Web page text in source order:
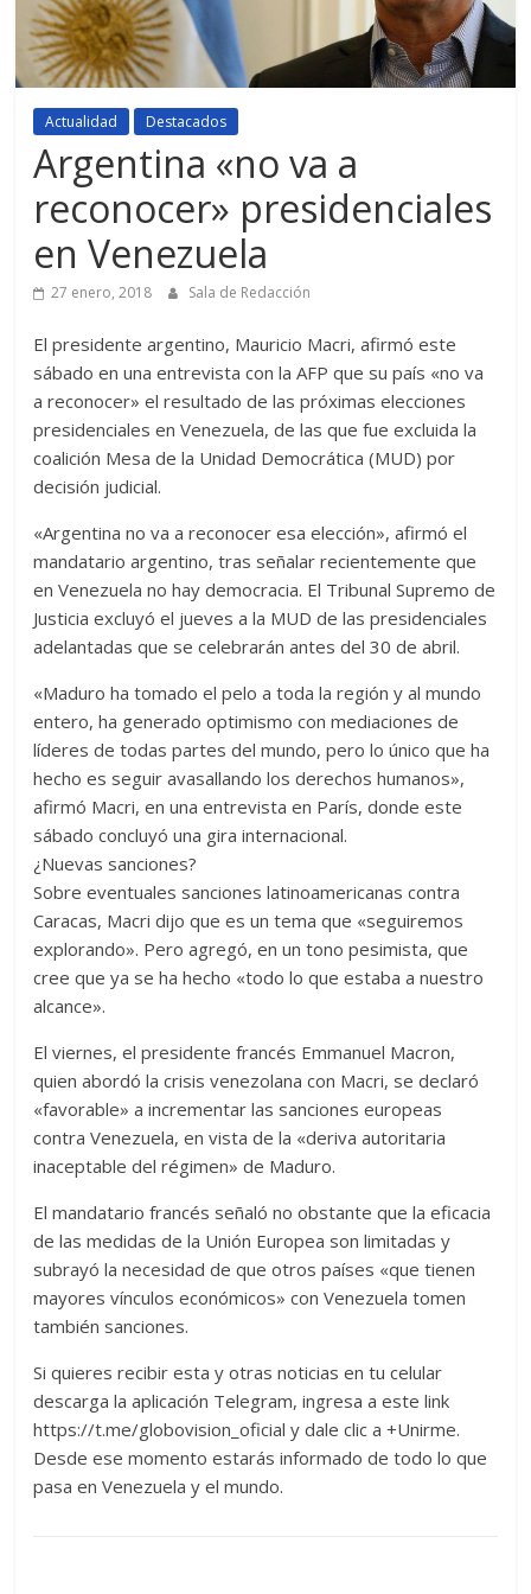
Actualidad Destacados
Argentina «no va a
reconocer» presidenciales
en Venezuela
27 enero, 2018 Sala de Redacción
El presidente argentino, Mauricio Macri, afirmó este
sábado en una entrevista con la AFP que su país «no va
a reconocer» el resultado de las próximas elecciones
presidenciales en Venezuela, de las que fue excluida la
coalición Mesa de la Unidad Democrática (MUD) por
decisión judicial.
«Argentina no va a reconocer esa elección», afirmó el
mandatario argentino, tras señalar recientemente que
en Venezuela no hay democracia. El Tribunal Supremo de
Justicia excluyó el jueves a la MUD de las presidenciales
adelantadas que se celebrarán antes del 30 de abril.
«Maduro ha tomado el pelo a toda la región y al mundo
entero, ha generado optimismo con mediaciones de
líderes de todas partes del mundo, pero lo único que ha
hecho es seguir avasallando los derechos humanos»,
afirmó Macri, en una entrevista en París, donde este
sábado concluyó una gira internacional.
¿Nuevas sanciones?
Sobre eventuales sanciones latinoamericanas contra
Caracas, Macri dijo que es un tema que «seguiremos
explorando». Pero agregó, en un tono pesimista, que
cree que ya se ha hecho «todo lo que estaba a nuestro
alcance».
El viernes, el presidente francés Emmanuel Macron,
quien abordó la crisis venezolana con Macri, se declaró
«favorable» a incrementar las sanciones europeas
contra Venezuela, en vista de la «deriva autoritaria
inaceptable del régimen» de Maduro.
El mandatario francés señaló no obstante que la eficacia
de las medidas de la Unión Europea son limitadas y
subrayó la necesidad de que otros países «que tienen
mayores vínculos económicos» con Venezuela tomen
también sanciones.
Si quieres recibir esta y otras noticias en tu celular
descarga la aplicación Telegram, ingresa a este link
https://t.me/globovision_oficial y dale clic a +Unirme.
Desde ese momento estarás informado de todo lo que
pasa en Venezuela y el mundo.